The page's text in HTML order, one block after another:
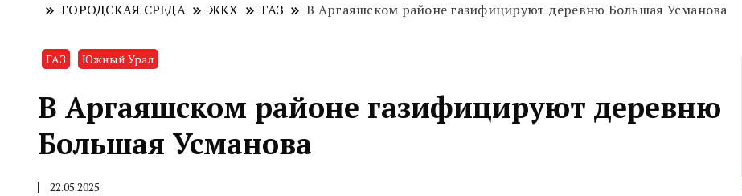
ГОРОДСКАЯ СРЕДА ЖКХ ГАЗ В Аргаяшском районе газифицируют деревню Большая Усманова
ГАЗ Южный Урал
В Аргаяшском районе газифицируют деревню
Большая Усманова
22.05.2025